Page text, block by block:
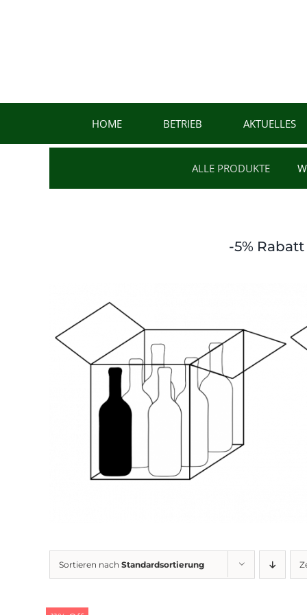
HOME BETRIEB AKTUELLES
ALLE PRODUKTE
-5%
Sortieren nach Standardsortierung